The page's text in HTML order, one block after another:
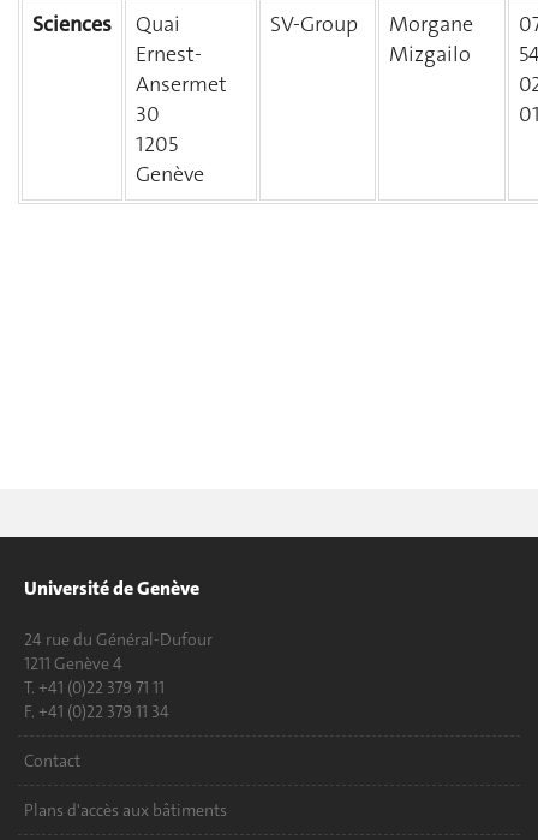
Sciences
Quai
Ernest-
Ansermet
30
1205
Genève
SV-Group
Morgane
Mizgailo
Université de Genève
24 rue du Général-Dufour
1211 Genève 4
T. +41 (0)22 379 71 11
F. +41 (0)22 379 11 34
Contact
Plans d'accès aux bâtiments